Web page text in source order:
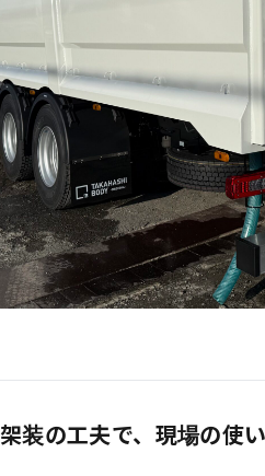
架装の工夫で、現場の使